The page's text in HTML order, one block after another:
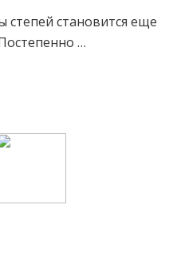
становится еще
…